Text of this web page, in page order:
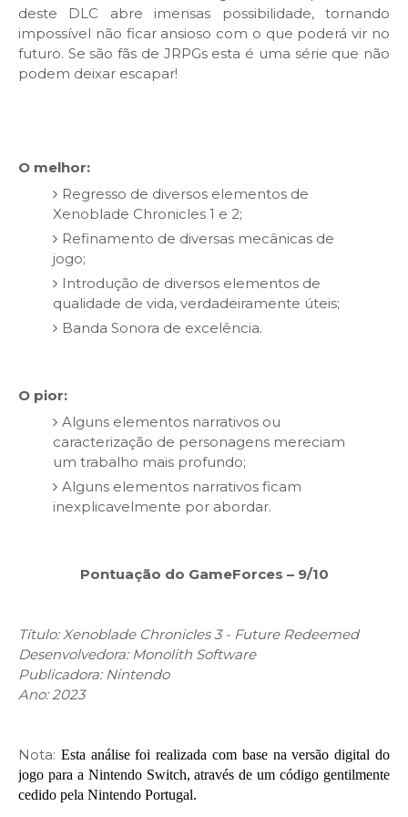
deste DLC abre imensas possibilidade, tornando
impossível não ficar ansioso com o que poderá vir no
futuro. Se são fãs de JRPGs esta é uma série que não
podem deixar escapar!
O melhor:
Regresso de diversos elementos de
Xenoblade Chronicles 1 e 2;
Refinamento de diversas mecânicas de
jogo;
Introdução de diversos elementos de
qualidade de vida, verdadeiramente úteis;
Banda Sonora de excelência.
O pior:
Alguns elementos narrativos ou
caracterização de personagens mereciam
um trabalho mais profundo;
Alguns elementos narrativos ficam
inexplicavelmente por abordar.
Pontuação do GameForces – 9/10
Título: Xenoblade Chronicles 3 - Future Redeemed
Desenvolvedora: Monolith Software
Publicadora: Nintendo
Ano: 2023
Nota: Esta análise foi realizada com base na versão digital do
jogo para a Nintendo Switch, através de um código gentilmente
cedido pela Nintendo Portugal.